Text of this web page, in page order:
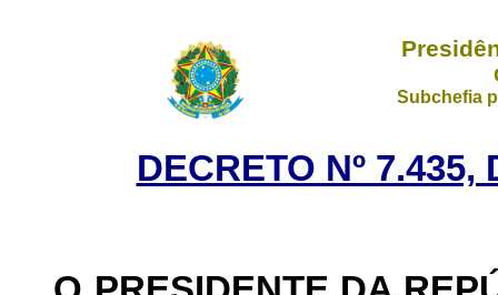
Subchefia
DECRETO Nº 7.435,